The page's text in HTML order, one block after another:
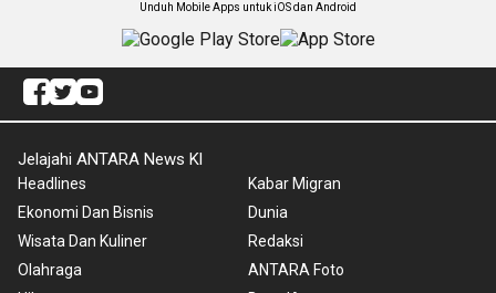
Unduh Mobile Apps untuk iOS dan Android
Jelajahi ANTARA News Kl
Headlines
Ekonomi Dan Bisnis
Wisata Dan Kuliner
Olahraga
Kabar Migran
Dunia
Redaksi
ANTARA Foto